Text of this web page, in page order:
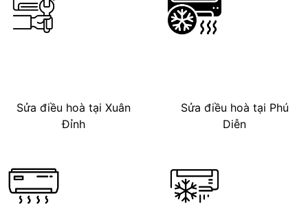
Sửa điều hoà tại Xuân
Đỉnh
Sửa điều hoà tại Phú
Diễn